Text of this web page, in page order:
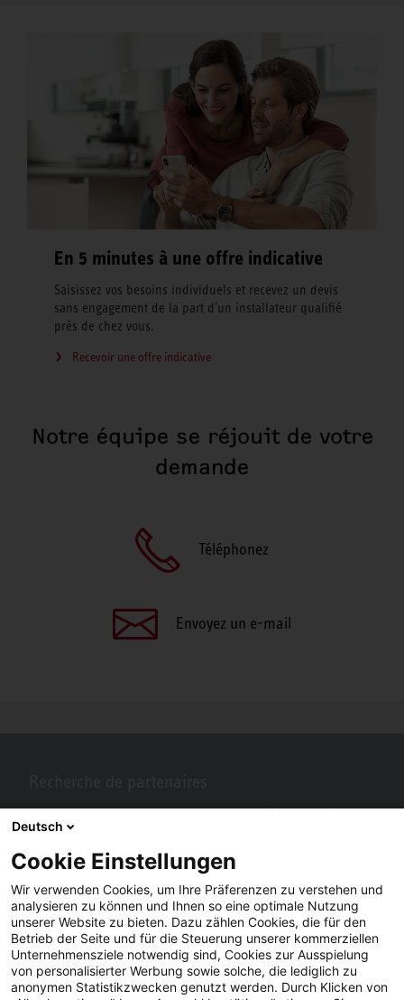
En 5 minutes à une offre indicative
Saisissez vos besoins individuels et recevez un devis
sans engagement de la part d'un installateur qualifié
près de chez vous.
Recevoir une offre indicative
Notre équipe se réjouit de votre
demande
Téléphonez
Envoyez un e-mail
Vous recherchez un partenaire près de chez vous? Pas de problème
avec STIEBEL ELTRON.
Deutsch
Cookie Einstellungen
Wir verwenden Cookies, um Ihre Präferenzen zu verstehen und
analysieren zu können und Ihnen so eine optimale Nutzung
unserer Website zu bieten. Dazu zählen Cookies, die für den
Betrieb der Seite und für die Steuerung unserer kommerziellen
Unternehmensziele notwendig sind, Cookies zur Ausspielung
von personalisierter Werbung sowie solche, die lediglich zu
anonymen Statistikzwecken genutzt werden. Durch Klicken von